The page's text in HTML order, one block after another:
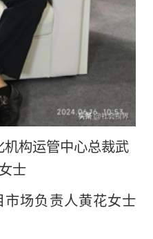
机构运管中心总裁武
士
场负责人黄花女士